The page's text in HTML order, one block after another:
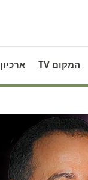
המקום TV ארכיון